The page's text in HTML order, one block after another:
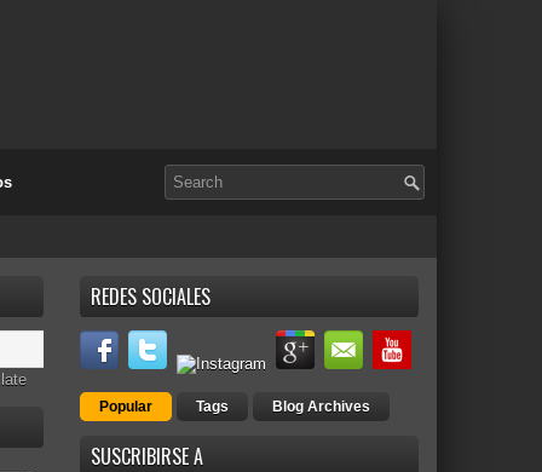
REDES SOCIALES
Popular Tags Blog Archives
SUSCRIBIRSE A